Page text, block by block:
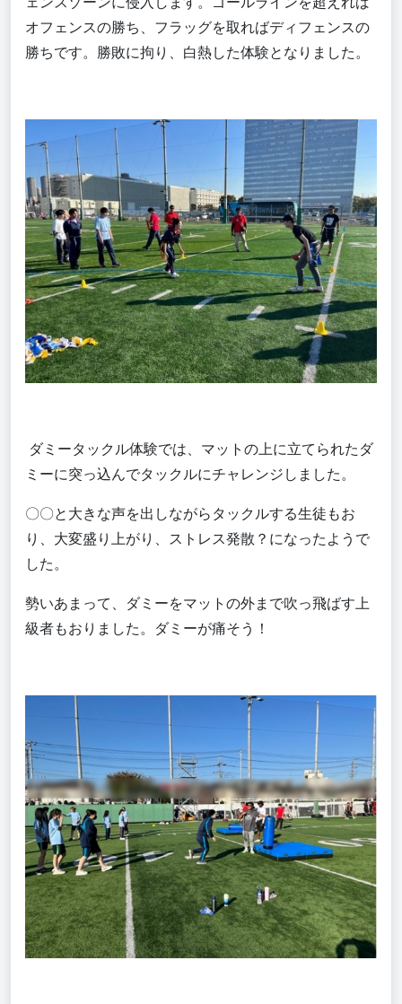
オフェンスの勝ち、フラッグを取ればディフェンスの
勝ちです。勝敗に拘り、白熱した体験となりました。
ダミータックル体験では、マットの上に立てられたダ
ミーに突っ込んでタックルにチャレンジしました。
〇〇と大きな声を出しながらタックルする生徒もお
り、大変盛り上がり、ストレス発散？になったようで
した。
勢いあまって、ダミーをマットの外まで吹っ飛ばす上
級者もおりました。ダミーが痛そう！